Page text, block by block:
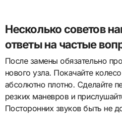
Несколько советов
ответы на частые
После замены обязательно
нового узла. Покачайте
абсолютно плотно. Сделайте
резких маневров и
Посторонних звуков быть не